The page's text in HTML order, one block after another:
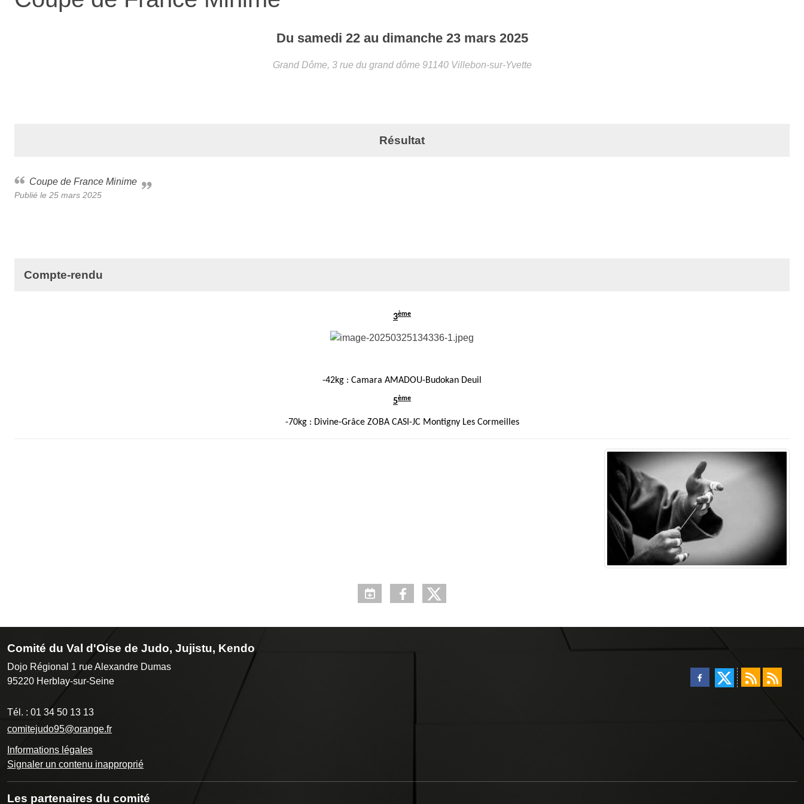
Du samedi 22au dimanche 23 mars 2025
Grand Dôme, 3 rue du grand dôme 91140 Villebon-sur-Yvette
Résultat
Coupe de France Minime
Publié le 25 mars 2025
Compte-rendu
3ème
-42kg : Camara AMADOU-Budokan Deuil
5ème
-70kg : Divine-Grâce ZOBA CASI-JC Montigny Les Cormeilles
Comité du Val d'Oise de Judo, Jujistu, Kendo
Dojo Régional 1 rue Alexandre Dumas
95220 Herblay-sur-Seine
Tél. : 01 34 50 13 13
comitejudo95@orange.fr
Informations légales
Signaler un contenu inapproprié
Les partenaires du comité